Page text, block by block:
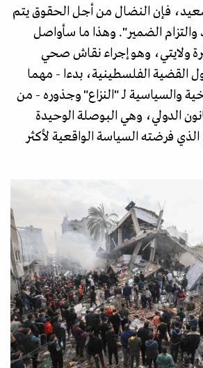
سعيد، فإن النضال من أجل الحقوق يتم
الضمير". وهذا ما سأواصل
ولايتي، وهو إجراء نقاش صحي
القضية الفلسطينية، بدءا - مهما
والسياسية لـ "النزاع" وجذوره - من
الدولي، وهي البوصلة الوحيدة
الذي فرضته السياسة الواقعية لأكثر